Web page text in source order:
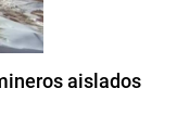
aislados